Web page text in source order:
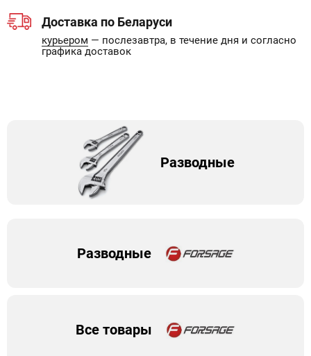
Доставка по Беларуси
курьером — послезавтра, в течение дня и согласно
графика доставок
Разводные
Разводные
Все товары